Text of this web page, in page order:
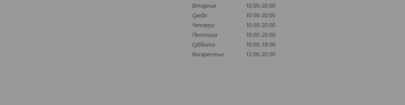
Вторник
10:00-20:00
Среда
10:00-20:00
Четверг
10:00-20:00
Пятница
10:00-20:00
Суббота
10:00-18:00
Воскресенье
12:00-20:00